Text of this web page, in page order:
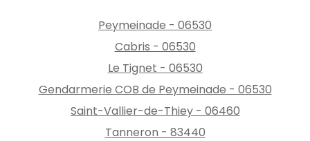
Peymeinade - 06530
Cabris - 06530
Le Tignet - 06530
Gendarmerie COB de Peymeinade - 06530
Saint-Vallier-de-Thiey - 06460
Tanneron - 83440